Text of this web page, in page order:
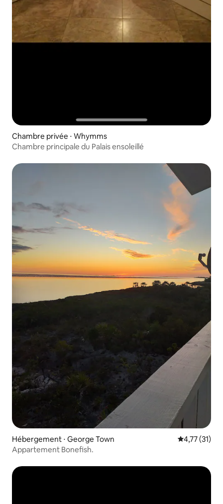
Chambre privée ⋅ Whymms
Chambre principale du Palais ensoleillé
Hébergement ⋅ George Town Évaluation
4,77 (31)
Appartement Bonefish.